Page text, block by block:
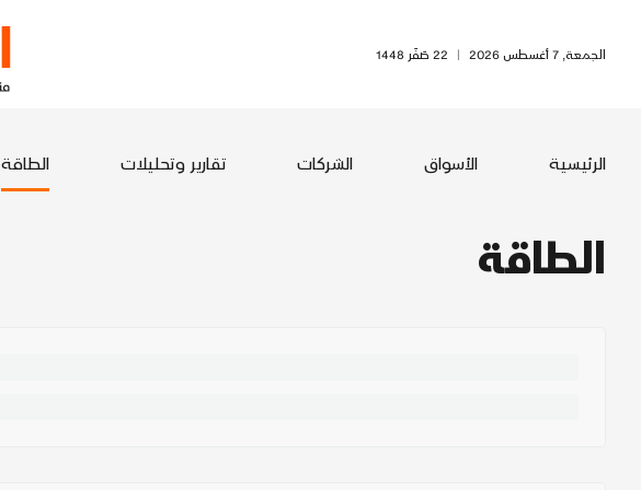
الجمعة, 7 أغسطس 2026 | 22 صَفَر 1448
الرئيسية الأسواق الشركات تقارير وتحليلات الطاقة
الطاقة